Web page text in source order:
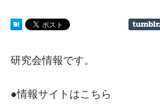
研究会情報です。
●情報サイトはこちら